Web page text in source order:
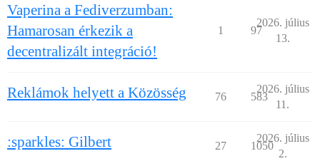
Vaperina a Fediverzumban:
Hamarosan érkezik a
decentralizált integráció!
1 97
2026. július
13.
Reklámok helyett a Közösség 76 583
2026. július
11.
:sparkles: Gilbert 27 1050
2026. július
2.